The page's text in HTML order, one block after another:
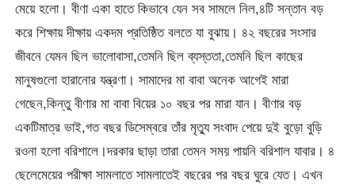
মেয়ে হলো। বীণা একা হাতে কিভাবে যেন সব সামলে নিল,৪টি সন্তান বড়
করে শিক্ষায় দীক্ষায় একদম প্রতিষ্ঠিত বলতে যা বুঝায়। ৪২ বছরের সংসার
জীবনে যেমন ছিল ভালোবাসা,তেমনি ছিল ব্যস্ততা,তেমনি ছিল কাছের
মানুষগুলো হারানোর যন্ত্রণা। সামাদের মা বাবা অনেক আগেই মারা
গেছেন,কিন্তু বীণার মা বাবা বিয়ের ১০ বছর পর মারা যান। বীণার বড়
একটিমাত্র ভাই,গত বছর ডিসেম্বরে তাঁর মৃত্যু সংবাদ পেয়ে দুই বুড়ো বুড়ি
রওনা হলো বরিশালে।দরকার ছাড়া তারা তেমন সময় পায়নি বরিশাল যাবার। ৪
ছেলেমেয়ের পরীক্ষা সামলাতে সামলাতেই বছরের পর বছর ঘুরে যেত। এখন